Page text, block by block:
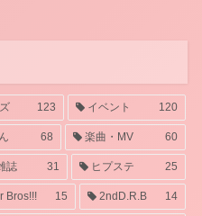
123 イベント 120
68 楽曲・MV 60
誌 31 ヒプステ 25
Bros!!! 15 2ndD.R.B 14